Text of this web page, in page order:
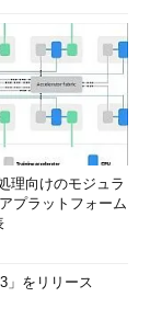
理向けのモジュラ
プラットフォーム
」をリリース